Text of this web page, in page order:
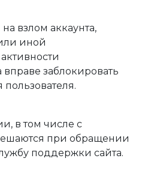
взлом аккаунта,
иной
заблокировать
в том числе с
при обращении
поддержки сайта.